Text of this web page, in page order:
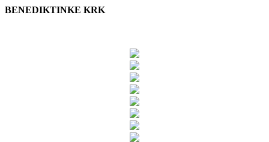
BENEDIKTINKE KRK